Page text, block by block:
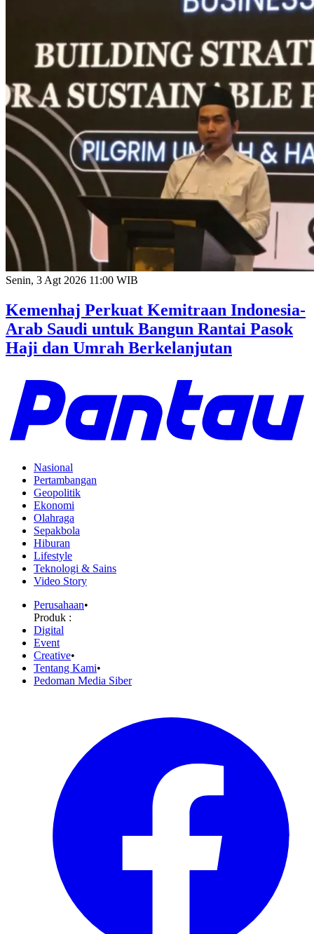
Senin, 3 Agt 2026 11:00 WIB
Kemenhaj Perkuat Kemitraan Indonesia-
Arab Saudi untuk Bangun Rantai Pasok
Haji dan Umrah Berkelanjutan
Nasional
Pertambangan
Geopolitik
Ekonomi
Olahraga
Sepakbola
Hiburan
Lifestyle
Teknologi & Sains
Video Story
Perusahaan•
Produk :
Digital
Event
Creative•
Tentang Kami•
Pedoman Media Siber